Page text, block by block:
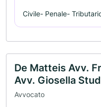
Civile- Penale-
De Matteis Avv.
Avv. Giosella
Avvocato